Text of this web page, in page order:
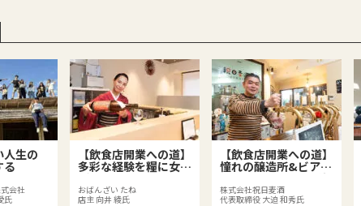
人生の
る
会社
氏
【飲食店開業への道】
多彩な経験を糧に女将
がつくる足を運ぶ価値
のある料理店
おばんざい たね
店主 向井 綾氏
【飲食店開業への道】
憧れの醸造所&ビアバ
ーと地元商店街の活性
化に挑戦
株式会社祝日麦酒
代表取締役 大迫 和秀氏